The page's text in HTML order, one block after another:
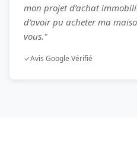
mon projet d’achat
d’avoir pu acheter ma
vous."
✓Avis Google Vérifié